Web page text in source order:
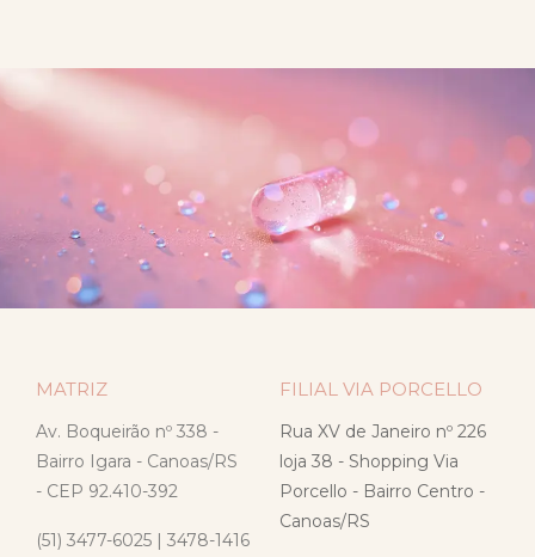
MATRIZ
Av. Boqueirão nº 338 -
Bairro Igara - Canoas/RS
- CEP 92.410-392
(51) 3477-6025 | 3478-1416
FILIAL VIA PORCELLO
Rua XV de Janeiro nº 226
loja 38 - Shopping Via
Porcello - Bairro Centro -
Canoas/RS